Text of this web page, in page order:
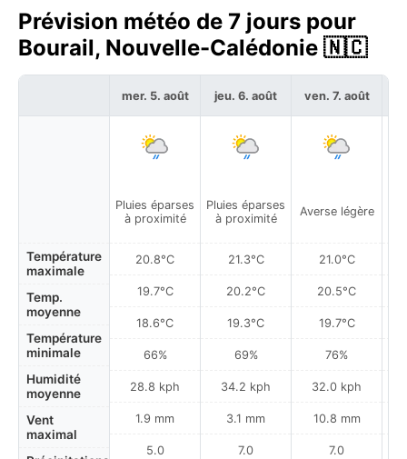
Prévision météo de 7 jours pour
Bourail, Nouvelle-Calédonie 🇳🇨
Température
maximale
Temp.
moyenne
Température
minimale
Humidité
moyenne
Vent
maximal
mer. 5. août
Pluies éparses
à proximité
20.8°C
19.7°C
18.6°C
66%
28.8 kph
1.9 mm
5.0
jeu. 6. août
Pluies éparses
à proximité
21.3°C
20.2°C
19.3°C
69%
34.2 kph
3.1 mm
7.0
ven. 7. août
Averse légère
21.0°C
20.5°C
19.7°C
76%
32.0 kph
10.8 mm
7.0